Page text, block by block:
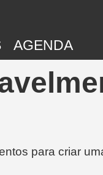
AGENDA
para criar